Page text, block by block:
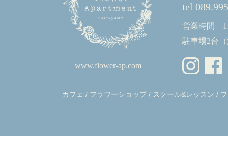
www.flower-ap.com
tel
営業時間
駐車場2台
カフェ / フラワーショップ/ スクール&レッスン /